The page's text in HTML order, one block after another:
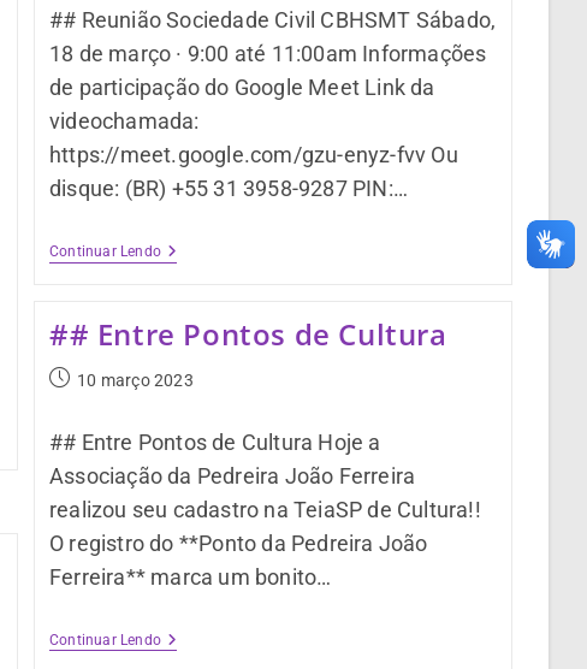
## Reunião Sociedade Civil CBHSMT Sábado,
18 de março · 9:00 até 11:00am Informações
de participação do Google Meet Link da
videochamada:
https://meet.google.com/gzu-enyz-fvv Ou
disque: ‪(BR) +55 31 3958-9287‬ PIN:…
Continuar Lendo
## Entre Pontos de Cultura
10 março 2023
## Entre Pontos de Cultura Hoje a
Associação da Pedreira João Ferreira
realizou seu cadastro na TeiaSP de Cultura!!
O registro do **Ponto da Pedreira João
Ferreira** marca um bonito…
Continuar Lendo